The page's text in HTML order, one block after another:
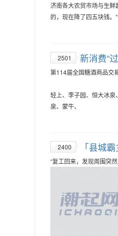
济南各大农贸市场与生鲜
的，现在降了四五块钱。
2501 新消费“
第114届全国糖酒商品交
轻上、李子园、恒大冰
泉、蒙牛、
2400 「县城
“复工回来，发现周围突